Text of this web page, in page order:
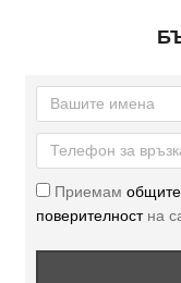
Приемам
поверителностна